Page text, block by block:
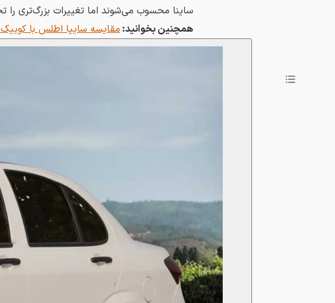
ساینا محسوب می‌شوند اما تغییرات بزرگ‌تری را
همچنین بخوانید:مقایسه سایپا اطلس با کوییک و تیبا ۲ ؛ بررسی طراحی،